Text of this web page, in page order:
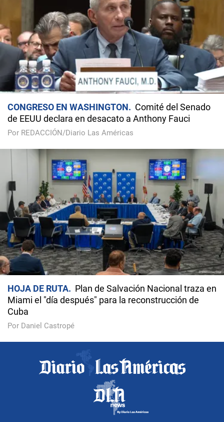
CONGRESO EN WASHINGTON
Comité del Senado
de EEUU declara en desacato a Anthony Fauci
Por REDACCIÓN/Diario Las Américas
HOJA DE RUTA
Plan de Salvación Nacional traza en
Miami el "día después" para la reconstrucción de
Cuba
Por Daniel Castropé